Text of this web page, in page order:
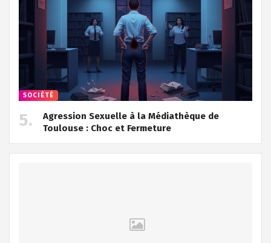
SOCIÉTÉ
Agression Sexuelle à la Médiathèque de
Toulouse : Choc et Fermeture